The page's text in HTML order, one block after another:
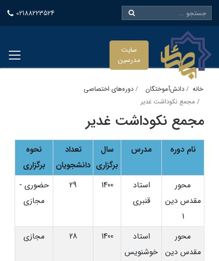
02188223524
سایت
مدرسین
خانه دانش‌آموختگان
دوره‌های اختصاصی
مجمع نکوداشت غدیر
مجمع نکوداشت غدیر
نام دوره مدرس
سال
برگزاری
تعداد
دانشجویان
نحوه
برگزاری
محور
مقدس دین
1
استاد
قنبری
1400
29
حضوری -
مجازی
محور
مقدس دین
استاد
خوشنویس
1400
28 مجازی